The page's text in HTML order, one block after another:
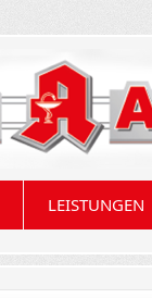
LEISTUNGEN